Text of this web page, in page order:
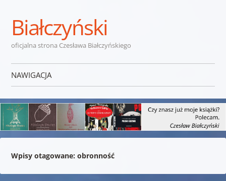
Białczyński
oficjalna strona Czesława Białczyńskiego
NAWIGACJA
Wpisy otagowane: obronność